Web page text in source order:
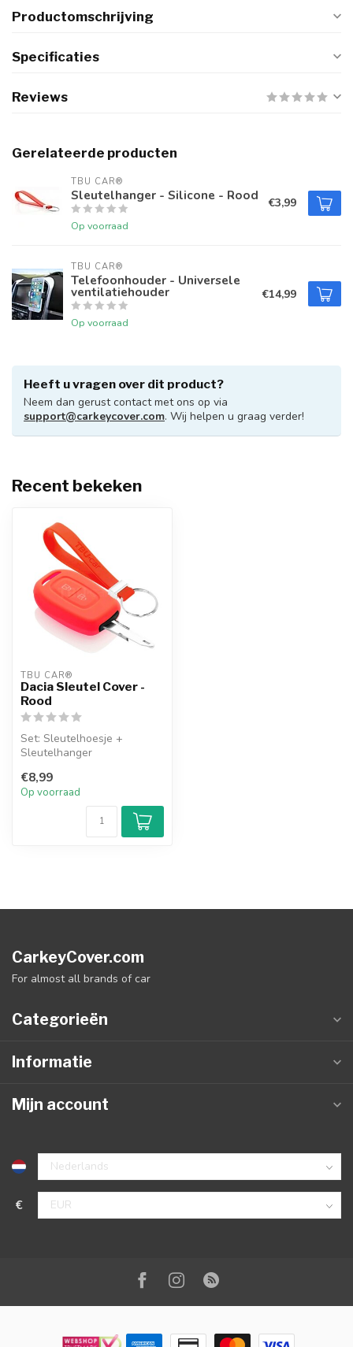
Productomschrijving
Specificaties
Reviews
Gerelateerde producten
TBU CAR®
Sleutelhanger - Silicone - Rood
Op voorraad
€3,99
TBU CAR®
Telefoonhouder - Universele
ventilatiehouder
Op voorraad
€14,99
Heeft u vragen over dit product?
Neem dan gerust contact met ons op via
support@carkeycover.com. Wij helpen u graag verder!
Recent bekeken
TBU CAR®
Dacia Sleutel Cover -
Rood
Set: Sleutelhoesje +
Sleutelhanger
€8,99
Op voorraad
CarkeyCover.com
For almost all brands of car
Categorieën
Informatie
Mijn account
€